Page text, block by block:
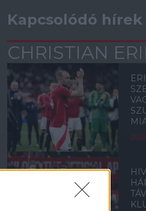
Kapcsolódó hírek
CHRISTIAN